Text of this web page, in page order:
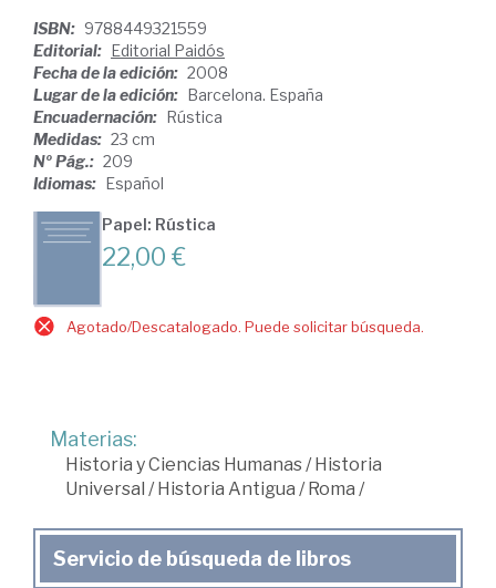
ISBN: 9788449321559
Editorial: Editorial Paidós
Fecha de la edición: 2008
Lugar de la edición: Barcelona. España
Encuadernación: Rústica
Medidas: 23 cm
Nº Pág.: 209
Idiomas: Español
Papel: Rústica
22,00 €
Agotado/Descatalogado. Puede solicitar búsqueda.
Materias:
Historia y Ciencias Humanas /Historia
Universal /Historia Antigua /Roma /
Servicio de búsqueda de libros